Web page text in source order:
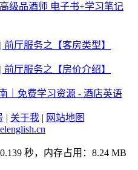
级品酒师 电子书+学习笔记
厅服务之【客房类型】
厅服务之【房价介绍】
｜免费学习资源 - 酒店英语
| 关于我 | 网站地图
秒，内存占用：8.24 MB